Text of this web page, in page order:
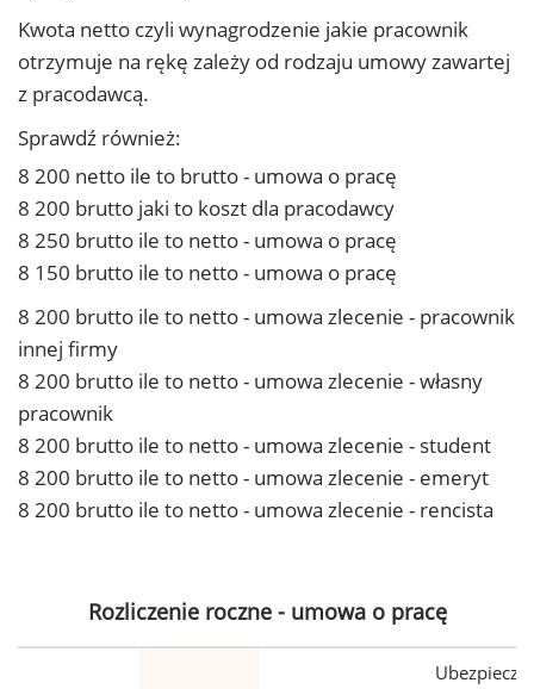
Kwota netto czyli wynagrodzenie jakie pracownik
otrzymuje na rękę zależy od rodzaju umowy zawartej
z pracodawcą.
Sprawdź również:
8 200 netto ile to brutto - umowa o pracę
8 200 brutto jaki to koszt dla pracodawcy
8 250 brutto ile to netto - umowa o pracę
8 150 brutto ile to netto - umowa o pracę
8 200 brutto ile to netto - umowa zlecenie - pracownik
innej firmy
8 200 brutto ile to netto - umowa zlecenie - własny
pracownik
8 200 brutto ile to netto - umowa zlecenie - student
8 200 brutto ile to netto - umowa zlecenie - emeryt
8 200 brutto ile to netto - umowa zlecenie - rencista
Rozliczenie roczne - umowa o pracę